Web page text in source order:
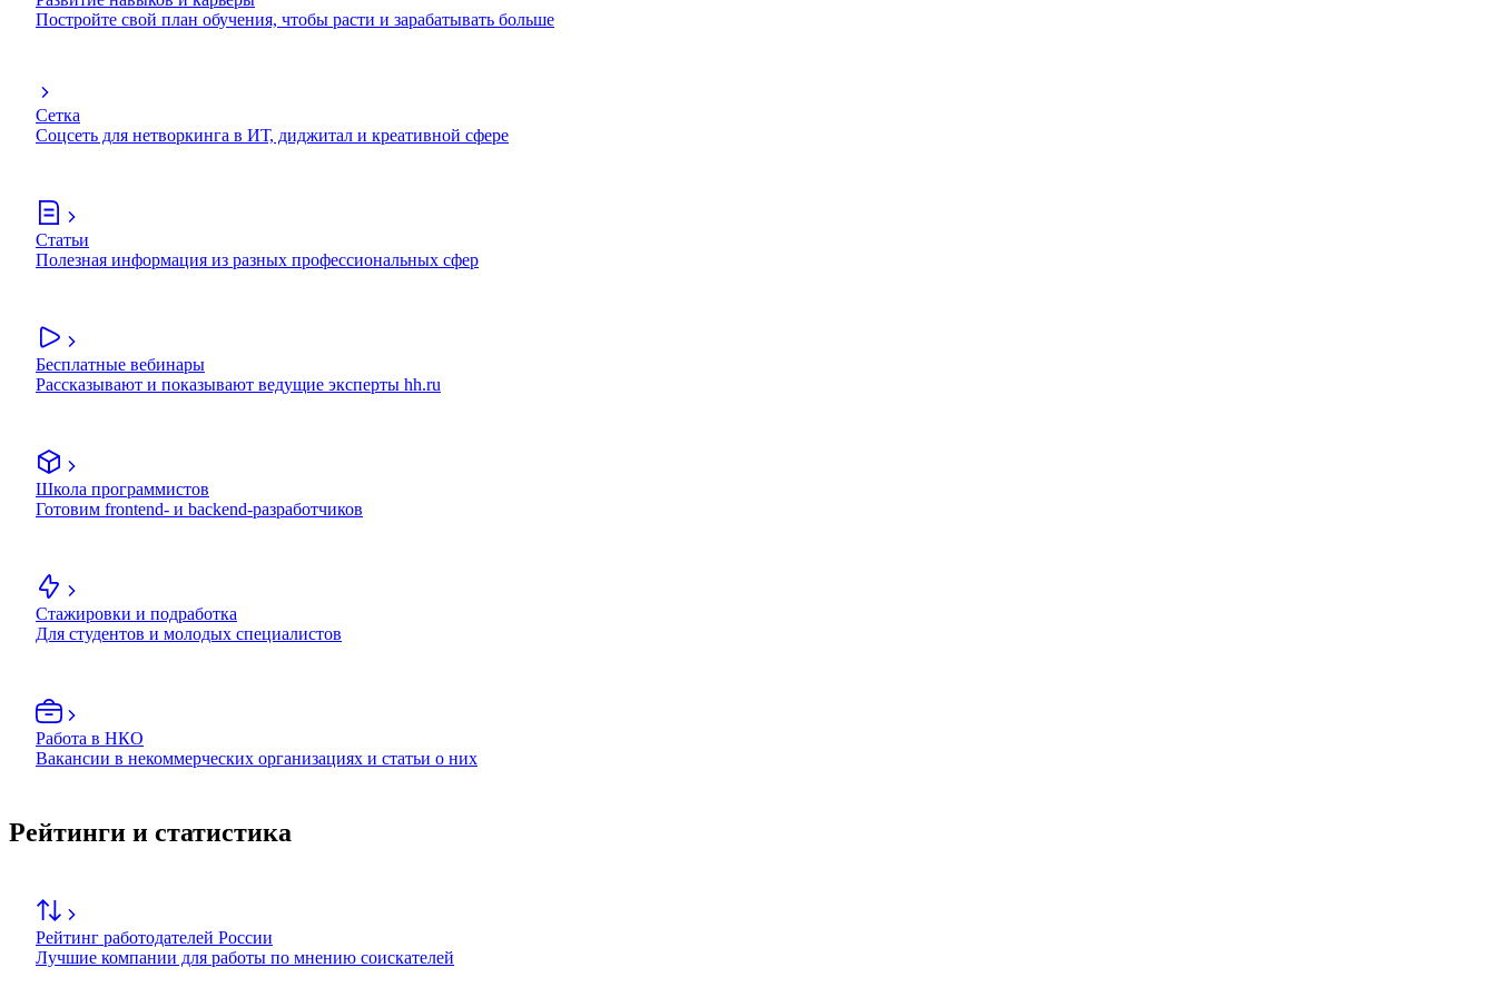
Постройте свой план обучения, чтобы расти и зарабатывать больше
Сетка
Соцсеть для нетворкинга в ИТ, диджитал и креативной сфере
Статьи
Полезная информация из разных профессиональных сфер
Бесплатные вебинары
Рассказывают и показывают ведущие эксперты hh.ru
Школа программистов
Готовим frontend- и backend-разработчиков
Стажировки и подработка
Для студентов и молодых специалистов
Работа в НКО
Вакансии в некоммерческих организациях и статьи о них
Рейтинги и статистика
Рейтинг работодателей России
Лучшие компании для работы по мнению соискателей